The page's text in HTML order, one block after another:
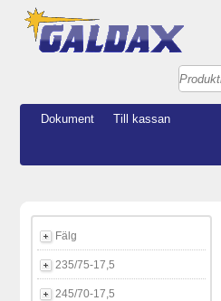
Dokument Till kassan
Fälg
235/75-17,5
245/70-17,5